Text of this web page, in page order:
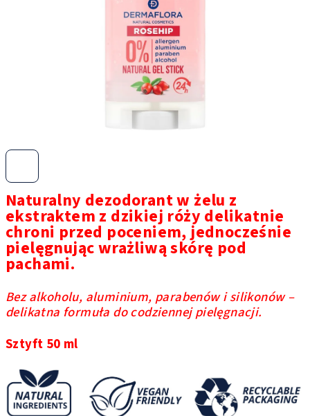
Naturalny dezodorant w żelu z
ekstraktem z dzikiej róży delikatnie
chroni przed poceniem, jednocześnie
pielęgnując wrażliwą skórę pod
pachami.
Bez alkoholu, aluminium, parabenów i silikonów –
delikatna formuła do codziennej pielęgnacji.
Sztyft 50 ml